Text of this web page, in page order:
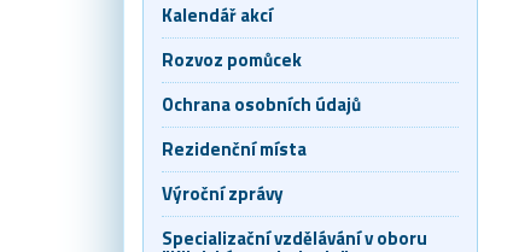
Kalendář akcí
Rozvoz pomůcek
Ochrana osobních údajů
Rezidenční místa
Výroční zprávy
Specializační vzdělávání v oboru